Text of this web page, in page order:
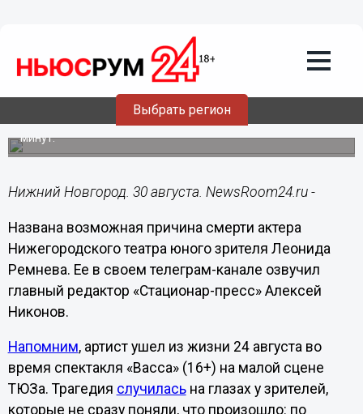
Выбрать регион
30.08.202417:03
Тромб мог стать причиной смерти
нижегородского актера Ремнева
Врачи пытались реанимировать артиста в течение 40
минут.
Нижний Новгород. 30 августа. NewsRoom24.ru -
Названа возможная причина смерти актера
Нижегородского театра юного зрителя Леонида
Ремнева. Ее в своем телеграм-канале озвучил
главный редактор «Стационар-пресс» Алексей
Никонов.
Напомним, артист ушел из жизни 24 августа во
время спектакля «Васса» (16+) на малой сцене
ТЮЗа. Трагедия случиласьна глазах у зрителей,
которые не сразу поняли, что произошло: по